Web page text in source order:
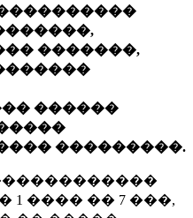
�������,
������
���������.
���� �� 7 ���,